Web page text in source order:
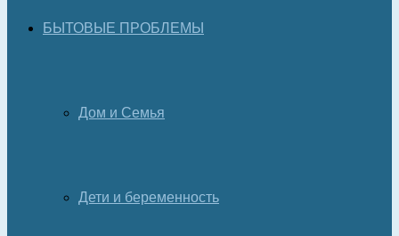
БЫТОВЫЕ ПРОБЛЕМЫ
Дом и Семья
Дети и беременность